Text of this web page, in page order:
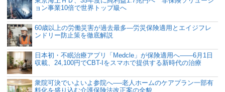
ョン事業10倍で世界トップ級へ
60歳以上の労働災害が過去最多―労災保険適用とエイジフレ
ンドリー防止策を徹底解説
日本初・不眠治療アプリ「Medcle」が保険適用へ――6月1日
収載、24,100円でCBT-Iをスマホで提供する新時代の治療
衆院可決でいよいよ参院へ──老人ホームのケアプラン一部有
料化を盛り込む介護保険法改正案の全貌